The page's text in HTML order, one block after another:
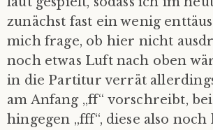
zunächst fast ein wenig
mich frage, ob hier nicht
noch etwas Luft nach oben
in die Partitur verrät
am Anfang „ff“ vorschreibt,
hingegen „fff“, diese also